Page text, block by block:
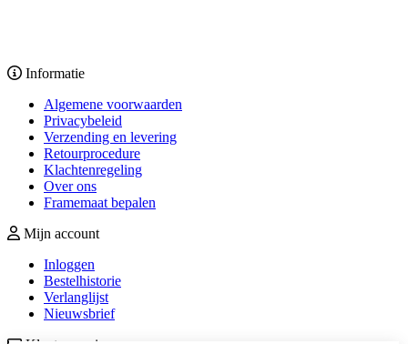
Informatie
Algemene voorwaarden
Privacybeleid
Verzending en levering
Retourprocedure
Klachtenregeling
Over ons
Framemaat bepalen
Mijn account
Inloggen
Bestelhistorie
Verlanglijst
Nieuwsbrief